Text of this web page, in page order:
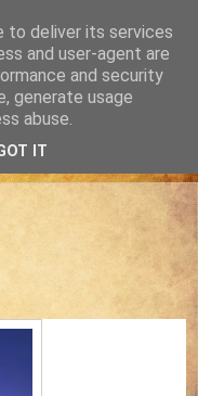
to deliver its services
and user-agent are
and security
generate usage
abuse.
IT